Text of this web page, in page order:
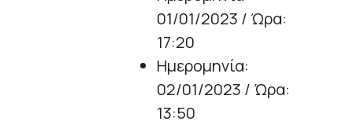
01/01/2023 / Ώρα:
17:20
Ημερομηνία:
02/01/2023 / Ώρα:
13:50